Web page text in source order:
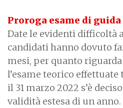
Proroga esame di guida
Date le evidenti difficoltà
candidati hanno dovuto
mesi, per quanto
l’esame teorico effettuate
il 31 marzo 2022 s’è
validità estesa di un